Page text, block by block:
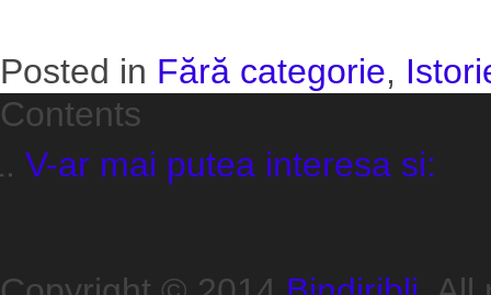
Posted in Fără categorie,
Contents
V-ar mai putea interesa si: